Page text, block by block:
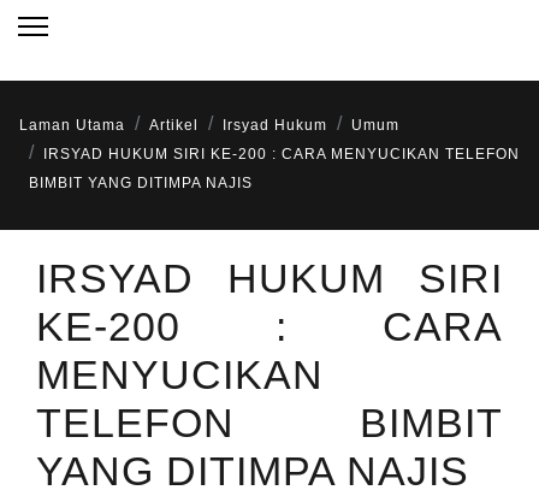
Laman Utama Artikel Irsyad Hukum
Umum
IRSYAD HUKUM SIRI KE-200 : CARA MENYUCIKAN TELEFON
BIMBIT YANG DITIMPA NAJIS
IRSYAD HUKUM SIRI
KE-200 : CARA
MENYUCIKAN
TELEFON BIMBIT
YANG DITIMPA NAJIS